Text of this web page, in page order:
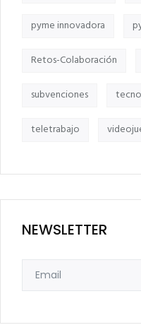
pyme innovadora
Retos-Colaboración
subvenciones
teletrabajo
NEWSLETTER